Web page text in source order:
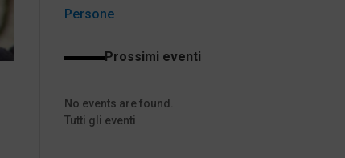
Persone
Prossimi eventi
No events are found.
Tutti gli eventi